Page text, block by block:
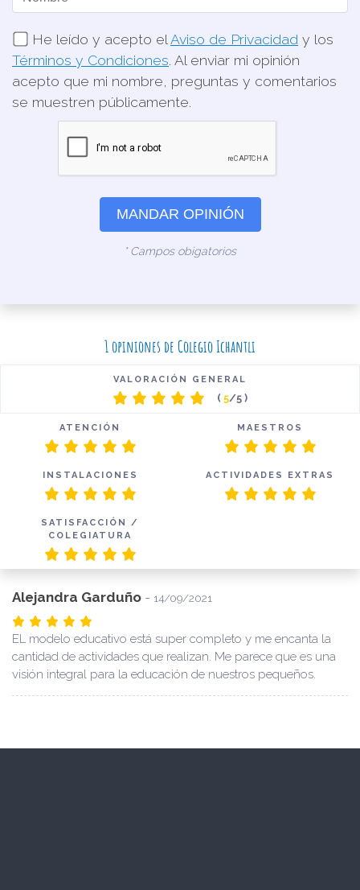
He leído y acepto elAviso de Privacidad y los
Términos y Condiciones. Al enviar mi opinión
acepto que mi nombre, preguntas y comentarios
se muestren públicamente.
MANDAR OPINIÓN
* Campos obigatorios
1 opiniones de Colegio Ichantli
VALORACIÓN GENERAL
( 5/5 )
ATENCIÓN MAESTROS
INSTALACIONES ACTIVIDADES EXTRAS
SATISFACCIÓN /
COLEGIATURA
Alejandra Garduño - 14/09/2021
EL modelo educativo está super completo y me encanta la
cantidad de actividades que realizan. Me parece que es una
visión integral para la educación de nuestros pequeños.